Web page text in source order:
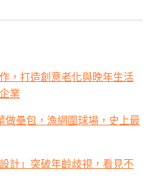
，打造創意老化與晚年生活
業
做壘包，漁網圍球場，史上最
計」突破年齡歧視，看見不